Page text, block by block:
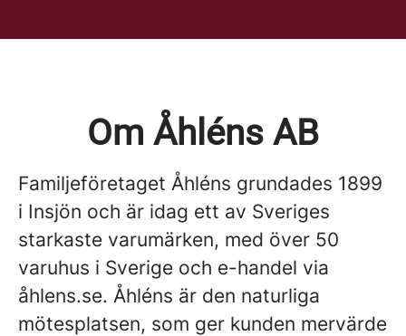
Om Åhléns AB
Familjeföretaget Åhléns grundades 1899
i Insjön och är idag ett av Sveriges
starkaste varumärken, med över 50
varuhus i Sverige och e-handel via
åhlens.se. Åhléns är den naturliga
mötesplatsen, som ger kunden mervärde